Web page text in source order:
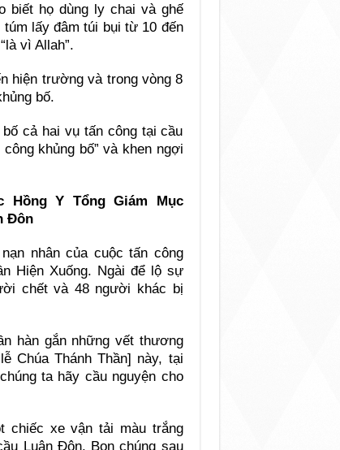
biết họ dùng ly chai và ghế
lấy đâm túi bụi từ 10 đến
vì Allah”.
hiện trường và trong vòng 8
bố.
cả hai vụ tấn công tại cầu
khủng bố” và khen ngợi
Y Tổng Giám Mục
Đôn
nhân của cuộc tấn công
Hiện Xuống. Ngài để lộ sự
chết và 48 người khác bị
hàn gắn những vết thương
Chúa Thánh Thần] này, tại
ta hãy cầu nguyện cho
chiếc xe vận tải màu trắng
Luân Đôn. Bọn chúng sau